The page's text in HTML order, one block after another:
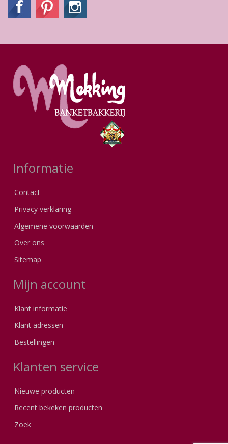
Informatie
Contact
Privacy verklaring
Algemene voorwaarden
Over ons
Sitemap
Mijn account
Klant informatie
Klant adressen
Bestellingen
Klanten service
Nieuwe producten
Recent bekeken producten
Zoek